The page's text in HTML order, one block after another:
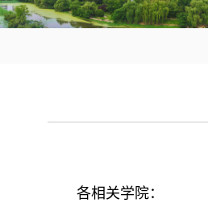
各相关学院：